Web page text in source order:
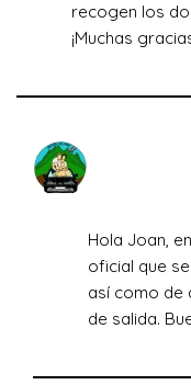
recogen los
¡Muchas
Hola Joan,
oficial que
así como de
de salida.